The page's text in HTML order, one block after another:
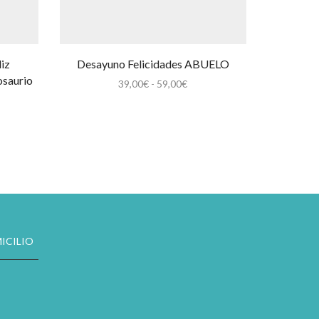
Desayuno Felicidades ABUELO
39,00€ - 59,00€Rango